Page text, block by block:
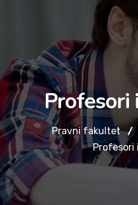
Profesori
Pravni fakultet
Profesori